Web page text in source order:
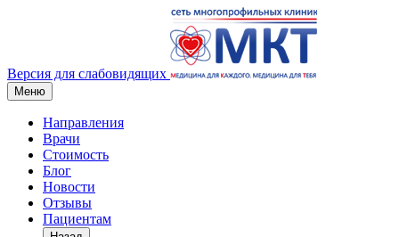
Версия для слабовидящих
Меню
Направления
Врачи
Стоимость
Блог
Новости
Отзывы
Пациентам